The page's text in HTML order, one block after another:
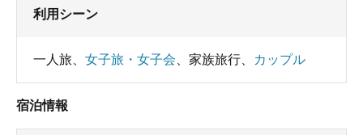
利用シーン
一人旅 女子旅・女子会 家族旅行 カップル
宿泊情報